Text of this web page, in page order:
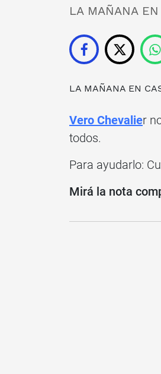
LA MAÑANA
LA MAÑANA EN
Vero Chevalier
todos.
Para ayudarlo:
Mirá la nota